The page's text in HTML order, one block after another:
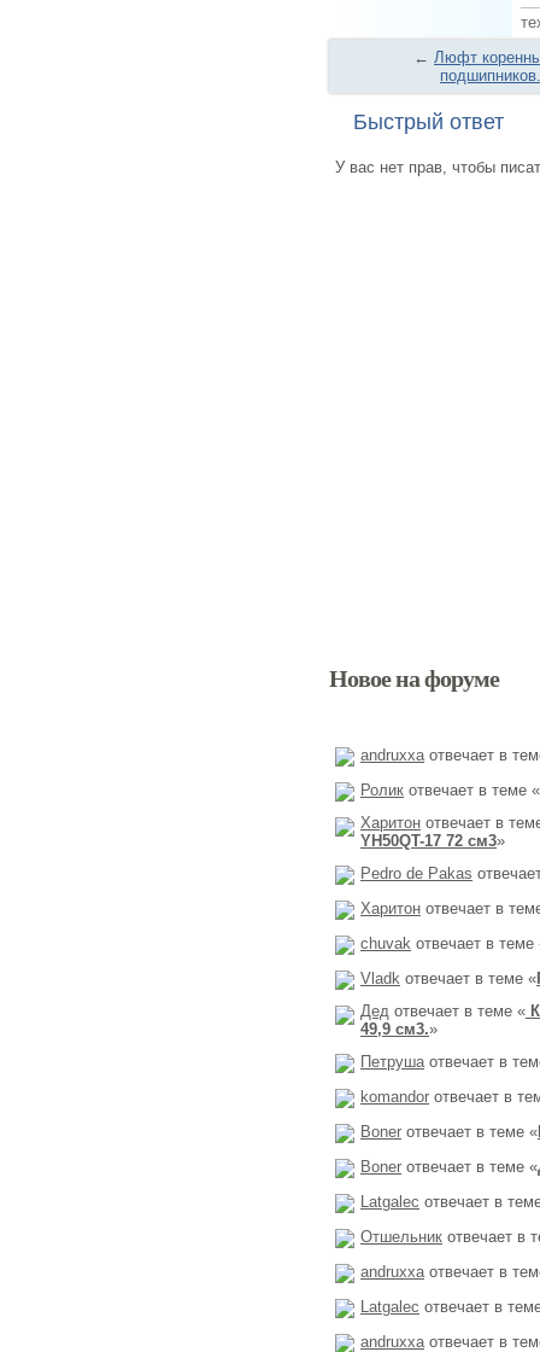
← Люфт
Быстрый ответ
У вас нет прав, чтобы
Новое на форуме
andruxxaотвечает в
Ролик отвечает в теме «
Харитон отвечает в
YH50QT-17 72 см3»
Pedro de Pakas
Харитон отвечает в
chuvak отвечает в теме
Vladk отвечает в теме «
Дед отвечает в теме «
49,9 см3.»
Петрушаотвечает в
komandor отвечает в
Boner отвечает в теме «
Boner отвечает в теме «
Latgalec отвечает в
Отшельник отвечает в
andruxxaотвечает в
Latgalec отвечает в
andruxxaотвечает в